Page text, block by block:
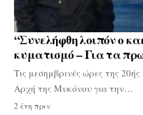
“Συνελήφθη λοιπόν ο
κυματισμό – Για τα
Τις μεσημβρινές ώρες της
Αρχή της Μυκόνου για την…
2 έτη πριν